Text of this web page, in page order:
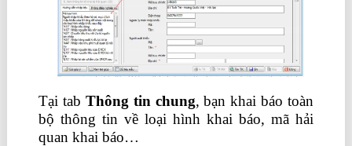
Tại tab Thông tin chung, bạn khai báo toàn
bộ thông tin về loại hình khai báo, mã hải
quan khai báo…